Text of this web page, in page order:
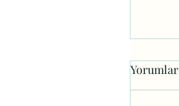
Yorumlar